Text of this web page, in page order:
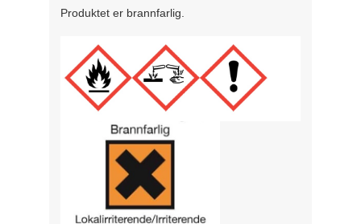
Produktet er brannfarlig.